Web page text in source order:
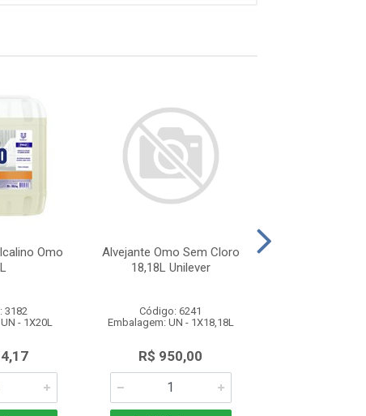
Omo
3182
- 1X20L
Alvejante Omo Sem Cloro
18,18L Unilever
Código: 6241
Embalagem: UN - 1X18,18L
R$ 950,00